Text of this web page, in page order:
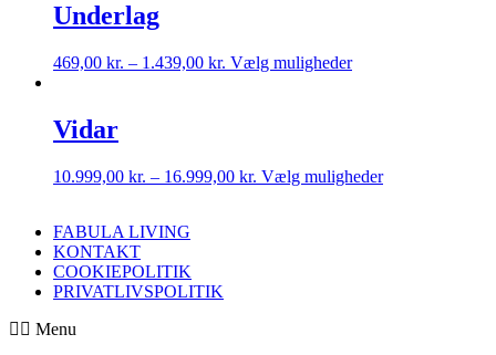
Underlag
469,00 kr. – 1.439,00 kr. Vælg muligheder
Vidar
10.999,00 kr. – 16.999,00 kr. Vælg muligheder
FABULA LIVING
KONTAKT
COOKIEPOLITIK
PRIVATLIVSPOLITIK
Menu